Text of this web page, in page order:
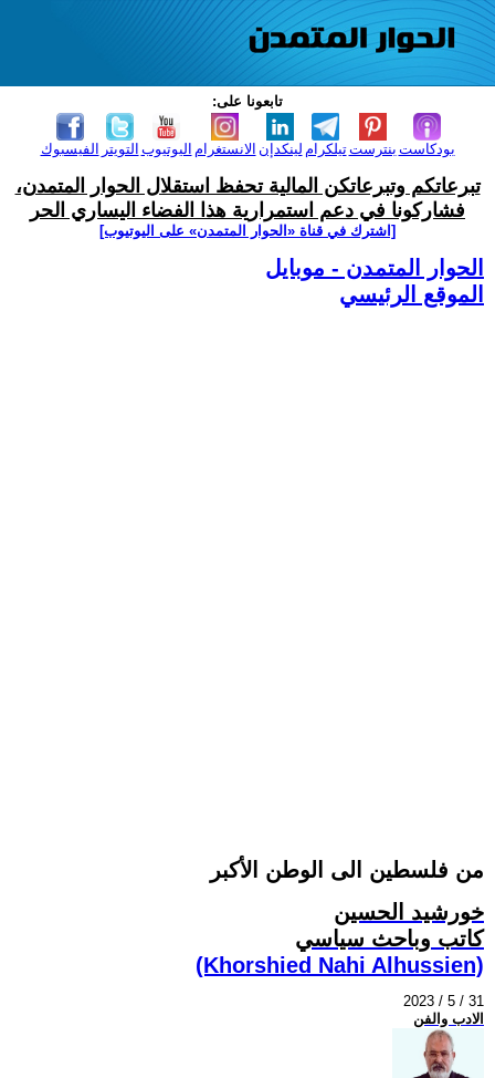
تابعونا على:
الفيسبوك التويتر اليوتيوب الانستغرام لينكدإن تيلكرامبنترست بودكاست
تبرعاتكم وتبرعاتكن المالية تحفظ استقلال الحوار المتمدن،
فشاركونا في دعم استمرارية هذا الفضاء اليساري الحر
[اشترك في قناة ‫«الحوار المتمدن» على اليوتيوب]
الحوار المتمدن - موبايل
الموقع الرئيسي
من فلسطين الى الوطن الأكبر
خورشيد الحسين
كاتب وباحث سياسي
(Khorshied Nahi Alhussien)
2023 / 5 / 31
الادب والفن